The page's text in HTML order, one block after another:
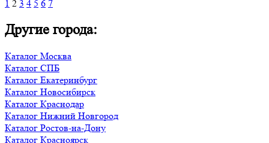
1 2 3 4 5 6 7
Другие города:
Каталог Москва
Каталог СПБ
Каталог Екатеринбург
Каталог Новосибирск
Каталог Краснодар
Каталог Нижний Новгород
Каталог Ростов-на-Дону
Каталог Красноярск